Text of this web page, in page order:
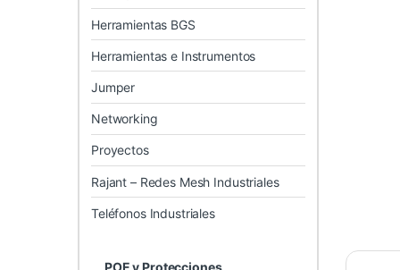
Herramientas BGS
Herramientas e Instrumentos
Jumper
Networking
Proyectos
Rajant – Redes Mesh Industriales
Teléfonos Industriales
POE y Protecciones